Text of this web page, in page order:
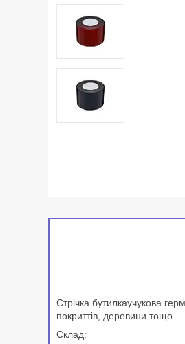
Стрічка бутилкаучукова
покриттів, деревини тощо.
Склад: